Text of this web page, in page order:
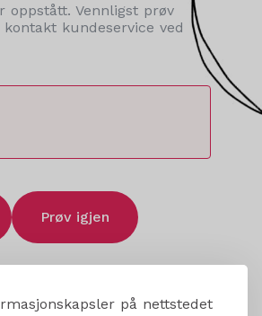
på nettstedet
oppstått. Vennligst prøv
kundeservice ved
Prøv igjen